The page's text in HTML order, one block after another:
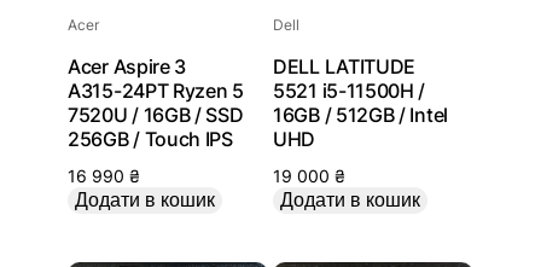
Acer
Acer Aspire 3
A315-24PT Ryzen 5
7520U / 16GB / SSD
256GB / Touch IPS
16 990 ₴
Додати в кошик
Dell
DELL LATITUDE
5521 i5-11500H /
16GB / 512GB / Intel
UHD
19 000 ₴
Додати в кошик